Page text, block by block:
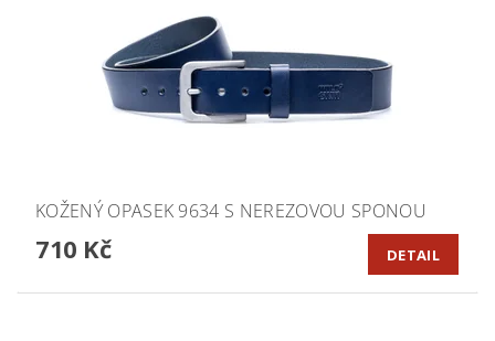
KOŽENÝ OPASEK 9634 S NEREZOVOU SPONOU
710 Kč DETAIL